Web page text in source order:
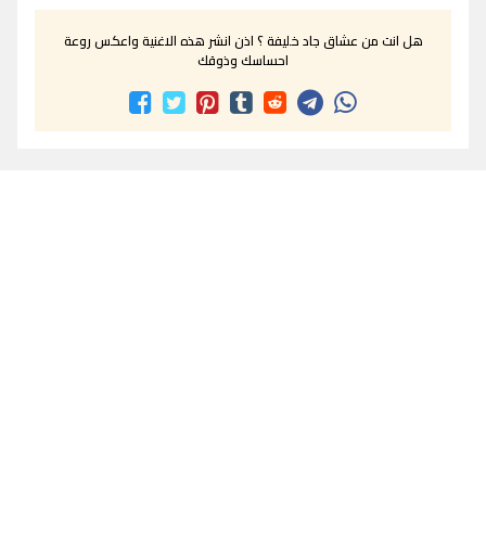
هل انت من عشاق جاد خليفة ؟ اذن انشر هذه الاغنية واعكس روعة
احساسك وذوقك